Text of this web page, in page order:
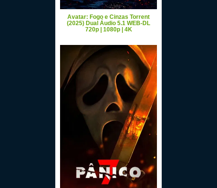
Avatar: Fogo e Cinzas Torrent
(2025) Dual Áudio 5.1 WEB-DL
720p | 1080p | 4K